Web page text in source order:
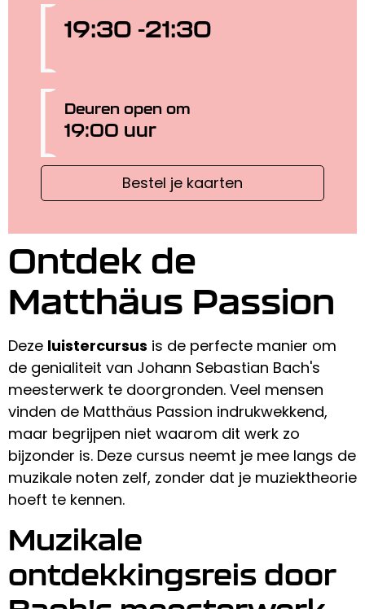
Ontdek de
Matthäus Passion
Deze luistercursus is de perfecte manier om
de genialiteit van Johann Sebastian Bach's
meesterwerk te doorgronden. Veel mensen
vinden de Matthäus Passion indrukwekkend,
maar begrijpen niet waarom dit werk zo
bijzonder is. Deze cursus neemt je mee langs de
muzikale noten zelf, zonder dat je muziektheorie
hoeft te kennen.
Muzikale
ontdekkingsreis door
19:30 -21:30
Deuren open om
19:00 uur
Bestel je kaarten